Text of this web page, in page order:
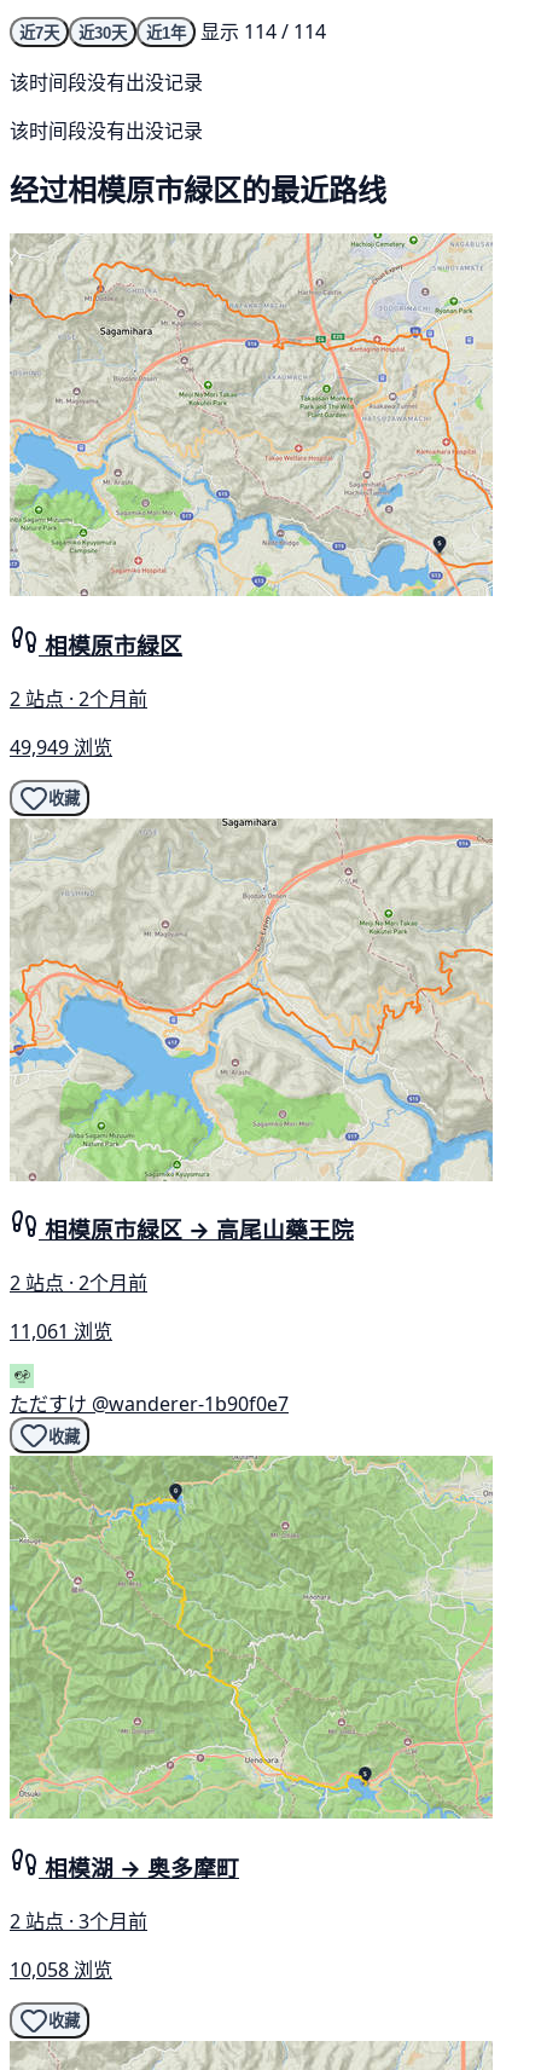
近7天 近30天 近1年
显示 114 / 114
该时间段没有出没记录
该时间段没有出没记录
经过相模原市緑区的最近路线
相模原市緑区
2 站点 · 2个月前
49,949 浏览
收藏
相模原市緑区 → 高尾山藥王院
2 站点 · 2个月前
11,061 浏览
ただすけ @wanderer-1b90f0e7
收藏
相模湖 → 奥多摩町
2 站点 · 3个月前
10,058 浏览
收藏